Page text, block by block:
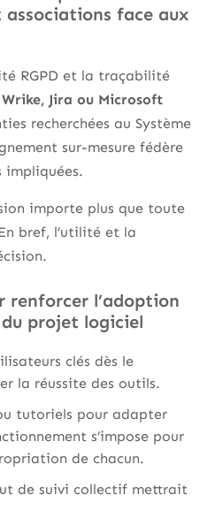
face aux
RGPD et la traçabilité
Wrike, Jira ou Microsoft
recherchées au Système
sur-mesure fédère
impliquées.
importe plus que toute
bref, l’utilité et la
renforcer l’adoption
projet logiciel
clés dès le
la réussite des outils.
tutoriels pour adapter
s’impose pour
de chacun.
de suivi collectif mettrait